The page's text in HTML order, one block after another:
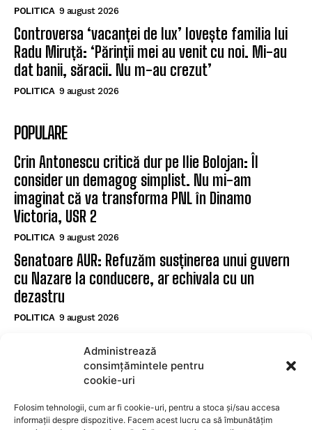
Administrează
consimțămintele pentru
cookie-uri
Folosim tehnologii, cum ar fi cookie-uri, pentru a stoca și/sau accesa
informații despre dispozitive. Facem acest lucru ca să îmbunătățim
POLITICA 9 august 2026
Controversa ‘vacanței de lux’ lovește familia lui
Radu Miruță: ‘Părinții mei au venit cu noi. Mi-au
dat banii, săracii. Nu m-au crezut’
POLITICA 9 august 2026
POPULARE
Crin Antonescu critică dur pe Ilie Bolojan: Îl
consider un demagog simplist. Nu mi-am
imaginat că va transforma PNL în Dinamo
Victoria, USR 2
POLITICA 9 august 2026
Senatoare AUR: Refuzăm susținerea unui guvern
cu Nazare la conducere, ar echivala cu un
dezastru
POLITICA 9 august 2026
Radu Miruță: ‘Părinții mei au venit cu noi. Mi-au
dat banii, săracii. Nu m-au crezut’